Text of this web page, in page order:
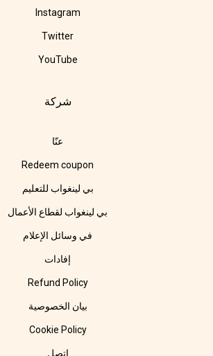
Instagram
Twitter
YouTube
شركة
عنّا
Redeem coupon
بي لينغواب للتعليم
بي لينغواب لقطاع الأعمال
في وسائل الإعلام
إفادات
Refund Policy
بيان الخصوصية
Cookie Policy
اتصل